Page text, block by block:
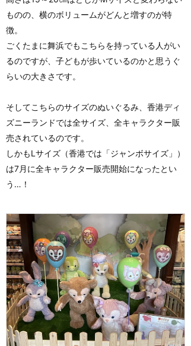
ものの、横のボリュームがどんと増すのが特
徴。
ごくたまに舞浜でもこちらを持っている人がい
るのですが、子どもが歩いているのかと思うぐ
らいの大きさです。
そしてこちらのサイズのぬいぐるみ、香港ディ
ズニーランドでは全サイズ、全キャラクター販
売されているのです。
しかもLサイズ（香港では「ジャンボサイズ」）
は7月に全キャラクター販売開始になったとい
う…！